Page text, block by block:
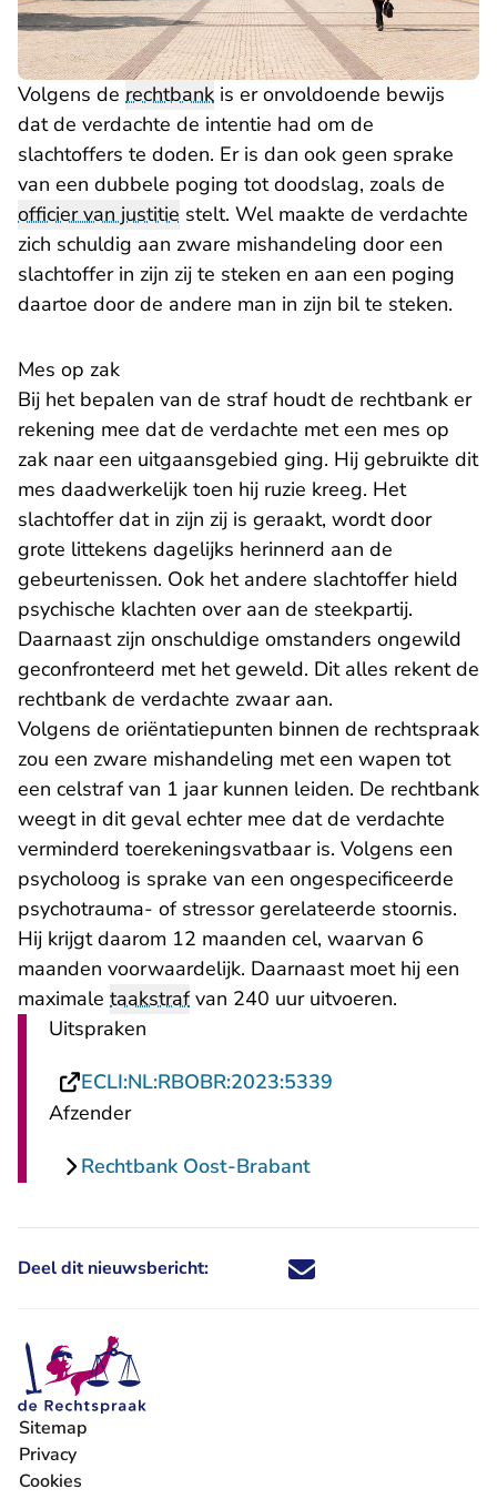
Volgens de rechtbank is er onvoldoende bewijs
dat de verdachte de intentie had om de
slachtoffers te doden. Er is dan ook geen sprake
van een dubbele poging tot doodslag, zoals de
officier van justitie stelt. Wel maakte de verdachte
zich schuldig aan zware mishandeling door een
slachtoffer in zijn zij te steken en aan een poging
daartoe door de andere man in zijn bil te steken.
Mes op zak
Bij het bepalen van de straf houdt de rechtbank er
rekening mee dat de verdachte met een mes op
zak naar een uitgaansgebied ging. Hij gebruikte dit
mes daadwerkelijk toen hij ruzie kreeg. Het
slachtoffer dat in zijn zij is geraakt, wordt door
grote littekens dagelijks herinnerd aan de
gebeurtenissen. Ook het andere slachtoffer hield
psychische klachten over aan de steekpartij.
Daarnaast zijn onschuldige omstanders ongewild
geconfronteerd met het geweld. Dit alles rekent de
rechtbank de verdachte zwaar aan.
Volgens de oriëntatiepunten binnen de rechtspraak
zou een zware mishandeling met een wapen tot
een celstraf van 1 jaar kunnen leiden. De rechtbank
weegt in dit geval echter mee dat de verdachte
verminderd toerekeningsvatbaar is. Volgens een
psycholoog is sprake van een ongespecificeerde
psychotrauma- of stressor gerelateerde stoornis.
Hij krijgt daarom 12 maanden cel, waarvan 6
maanden voorwaardelijk. Daarnaast moet hij een
maximale taakstrafvan 240 uur uitvoeren.
Uitspraken
ECLI:NL:RBOBR:2023:5339
Afzender
Rechtbank Oost-Brabant
Deel dit nieuwsbericht: Deel dit nieuwsbericht via X -
Deel dit nieuwsbericht via
Deel dit nieuwsbericht
Deel dit
Sitemap
Privacy
Cookies